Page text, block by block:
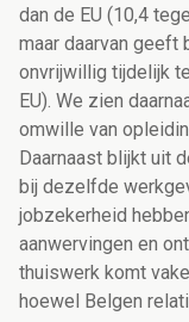
dan de EU (10,4
maar daarvan geeft
onvrijwillig tijdelijk
EU). We zien
omwille van
Daarnaast blijkt uit
bij dezelfde
jobzekerheid
aanwervingen en
thuiswerk komt
hoewel Belgen